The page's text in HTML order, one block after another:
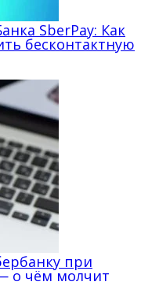
SberPay: Как
бесконтактную
при
о чём молчит